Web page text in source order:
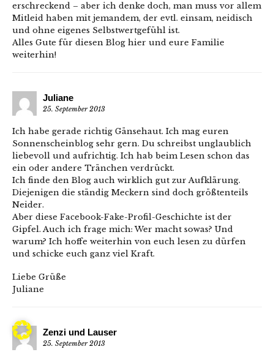
erschreckend – aber ich denke doch, man muss vor allem
Mitleid haben mit jemandem, der evtl. einsam, neidisch
und ohne eigenes Selbstwertgefühl ist.
Alles Gute für diesen Blog hier und eure Familie
weiterhin!
Juliane
25. September 2013
Ich habe gerade richtig Gänsehaut. Ich mag euren
Sonnenscheinblog sehr gern. Du schreibst unglaublich
liebevoll und aufrichtig. Ich hab beim Lesen schon das
ein oder andere Tränchen verdrückt.
Ich finde den Blog auch wirklich gut zur Aufklärung.
Diejenigen die ständig Meckern sind doch größtenteils
Neider.
Aber diese Facebook-Fake-Profil-Geschichte ist der
Gipfel. Auch ich frage mich: Wer macht sowas? Und
warum? Ich hoffe weiterhin von euch lesen zu dürfen
und schicke euch ganz viel Kraft.
Liebe Grüße
Juliane
Zenzi und Lauser
25. September 2013